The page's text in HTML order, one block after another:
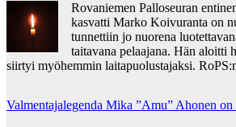
Rovaniemen Palloseuran
kasvatti Marko Koivuranta on
tunnettiin jo nuorena
taitavana pelaajana. Hän aloitti
siirtyi myöhemmin laitapuolustajaksi.
Valmentajalegenda Mika ”Amu” Ahonen